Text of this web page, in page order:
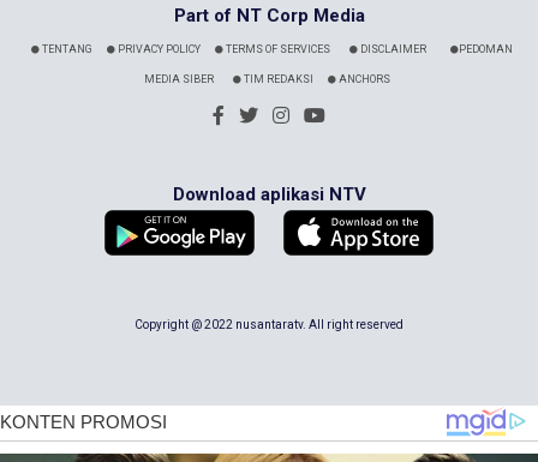
Part of NT Corp Media
TENTANG PRIVACY POLICY TERMS OF SERVICES DISCLAIMER PEDOMAN
MEDIA SIBER TIM REDAKSI ANCHORS
Download aplikasi NTV
Copyright @ 2022 nusantaratv. All right reserved